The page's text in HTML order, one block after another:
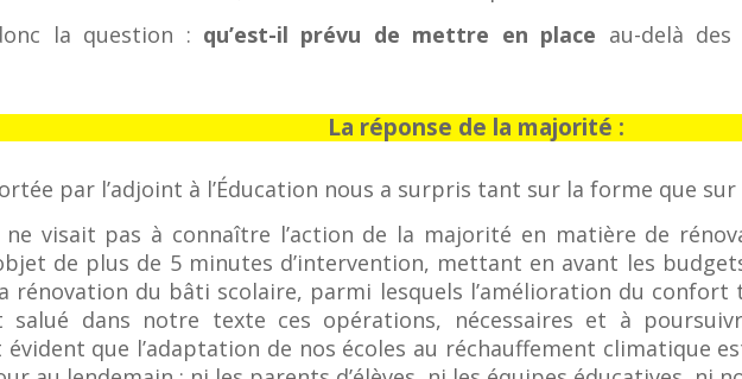
la question : qu’est-il prévu de mettre en place au-delà
La réponse de la majorité :
par l’adjoint à l’Éducation nous a surpris tant sur la forme que
visait pas à connaître l’action de la majorité en matière de
de plus de 5 minutes d’intervention, mettant en avant les
rénovation du bâti scolaire, parmi lesquels l’amélioration du
salué dans notre texte ces opérations, nécessaires et à
évident que l’adaptation de nos écoles au réchauffement climatique